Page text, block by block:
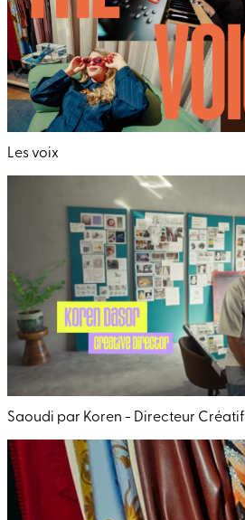
Les voix
Saoudi par Koren - Directeur Créatif